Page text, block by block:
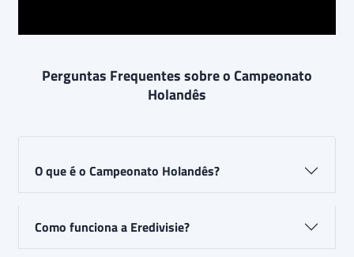
Perguntas Frequentes sobre o Campeonato
Holandês
O que é o Campeonato Holandês?
Como funciona a Eredivisie?